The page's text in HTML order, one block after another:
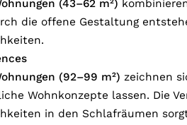
(43–62 m²)
die offene Gestaltung
(92–99 m²) zeichnen
Wohnkonzepte lassen. Die
in den Schlafräumen